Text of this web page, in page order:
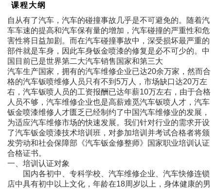
课程大纲
自从有了汽车，汽车的碰撞事故几乎是不可避免的。随着汽
车车速的提高和汽车保有量的增加，汽车碰撞的严重性和危
害性将日益加剧。而在汽车碰撞事故中，深受损坏最严重的
部件就是车身，因此车身钣金喷漆的修复是必不可少的。中
国目前已是世界第二大汽车销售国家和第三大
汽车生产国家，拥有的汽车维修企业已达20余万家，然而合
格的汽车钣喷维修人员只有不到5万人，市场缺口达20万左
右，汽车钣喷人员的工资报酬已达年薪10万左右，由于合格
人员不够，汽车维修企业也是高薪难觅汽车钣喷人才，汽车
钣金喷漆维修人才匮乏已经制约了中国汽车维修业的发展，
为适应汽车维修市场的快速发展。我们针对行业的需求开设
了汽车钣金喷漆技术培训班，对参加培训并考试合格者将颁
发劳动和社会保障部《汽车钣金修整师》国家职业培训认证
合格证书。
一、培训认证对象
国内各初中、专科学校、汽车维修企业、汽车快修连锁
店中具有初中以上文化，年龄在18周岁以上，身体健康的男